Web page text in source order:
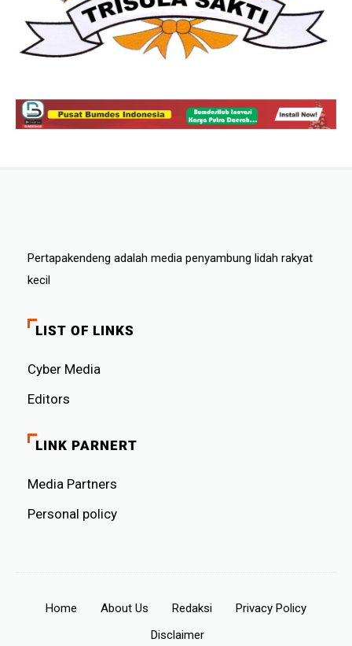
Pertapakendeng adalah media penyambung lidah rakyat
kecil
LIST OF LINKS
Cyber ​​Media
Editors
LINK PARNERT
Media Partners
Personal policy
Home About Us Redaksi
Privacy Policy
Disclaimer